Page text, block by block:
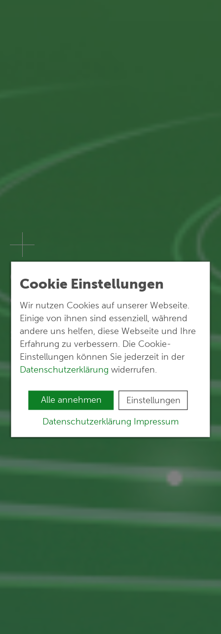
Cookie Einstellungen
Wir nutzen Cookies auf unserer Webseite.
Einige von ihnen sind essenziell, während
andere uns helfen, diese Webseite und Ihre
Erfahrung zu verbessern. Die Cookie-
Einstellungen können Sie jederzeit in der
Datenschutzerklärungwiderrufen.
Alle annehmen Einstellungen
Datenschutzerklärung Impressum
Geokompetenz
aus einer Hand.
Sie sehen Aufgaben. Wir
Lösungen.